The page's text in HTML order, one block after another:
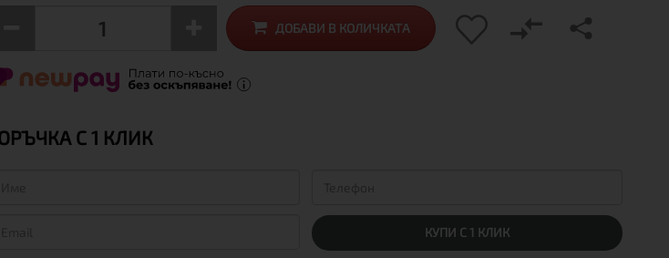
ДОБАВИ В КОЛИЧКАТА
С 1 КЛИК
КУПИ С 1 КЛИК